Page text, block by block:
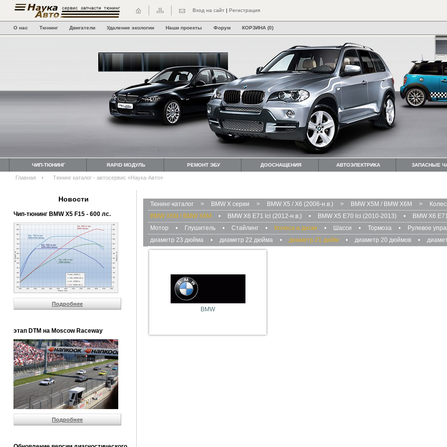
Вход на сайт | Регистрация
О нас Тюнинг Двигатели Удаление экологии Наши проекты Форум КОРЗИНА (0)
ЧИП-ТЮНИНГ RAPID МОДУЛЬ РЕМОНТ ЭБУ ДООСНАЩЕНИЯ АВТОЭЛЕКТРИКА ЗАПАСНЫЕ
Главная Тюнинг каталог - автосервис «Наука-Авто»
Новости
Чип-тюнинг BMW Х5 F15 - 600 лс.
Подробнее
этап DTM на Moscow Raceway
Подробнее
Тюнинг-каталог > BMW X серии > BMW X5 / X6 (2006-н.в.) > BMW X5M / BMW X6M >
BMW X5M / BMW X6M
• BMW X6 E71 lci (2012-н.в.) • BMW X5 E70 lci (2010-2013) • BMW X6
Мотор
• Глушитель • Стайлинг • Колеса и диски • Шасси • Тормоза • Рулевое
диаметр 23 дюйма
• диаметр 22 дюйма • диаметр 21 дюйм • диаметр 20 дюймов •
BMW